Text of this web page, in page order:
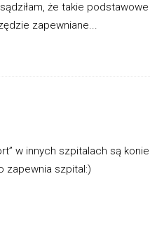
że takie
zapewniane...
w innych szpitalach są
zapewnia szpital:)